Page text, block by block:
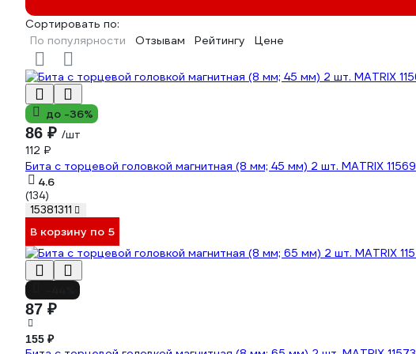
Сортировать по:
По популярности
Отзывам Рейтингу Цене
до -36%
86 ₽ /шт
112 ₽
Бита с торцевой головкой магнитная (8 мм; 45 мм) 2 шт. MATRIX 11569
4.6
(134)
15381311
В корзину по 5
87 ₽
155 ₽